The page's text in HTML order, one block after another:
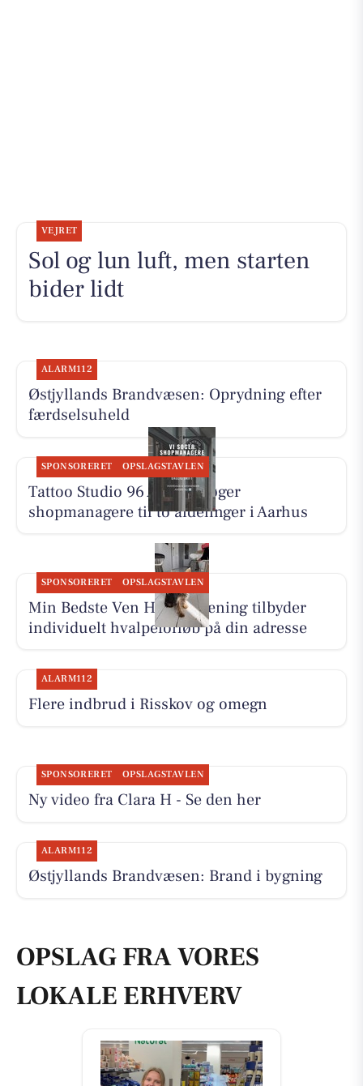
VEJRET
Sol og lun luft, men starten
bider lidt
ALARM112
Østjyllands Brandvæsen: Oprydning efter
færdselsuheld
SPONSORERET OPSLAGSTAVLEN
Tattoo Studio 96 Aarhus søger
shopmanagere til to afdelinger i Aarhus
SPONSORERET OPSLAGSTAVLEN
Min Bedste Ven Hundetræning tilbyder
individuelt hvalpeforløb på din adresse
ALARM112
Flere indbrud i Risskov og omegn
SPONSORERET OPSLAGSTAVLEN
Ny video fra Clara H - Se den her
ALARM112
Østjyllands Brandvæsen: Brand i bygning
OPSLAG FRA VORES
LOKALE ERHVERV